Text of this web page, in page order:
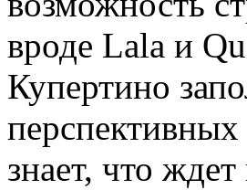
вроде Lala и
Купертино
знает, что